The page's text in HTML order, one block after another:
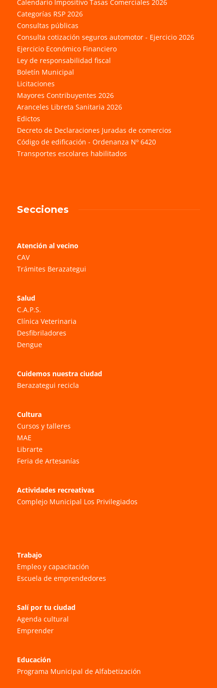
Calendario Impositivo Tasas Comerciales 2026
Categorías RSP 2026
Consultas públicas
Consulta cotización seguros automotor - Ejercicio 2026
Ejercicio Económico Financiero
Ley de responsabilidad fiscal
Boletín Municipal
Licitaciones
Mayores Contribuyentes 2026
Aranceles Libreta Sanitaria 2026
Edictos
Decreto de Declaraciones Juradas de comercios
Código de edificación - Ordenanza Nº 6420
Transportes escolares habilitados
Secciones
Atención al vecino
CAV
Trámites Berazategui
Salud
C.A.P.S.
Clínica Veterinaria
Desfibriladores
Dengue
Cuidemos nuestra ciudad
Berazategui recicla
Cultura
Cursos y talleres
MAE
Librarte
Feria de Artesanías
Actividades recreativas
Complejo Municipal Los Privilegiados
Trabajo
Empleo y capacitación
Escuela de emprendedores
Salí por tu ciudad
Agenda cultural
Emprender
Educación
Programa Municipal de Alfabetización